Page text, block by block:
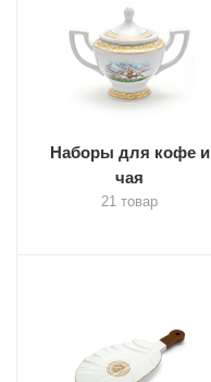
Наборы для кофе и
чая
21 товар